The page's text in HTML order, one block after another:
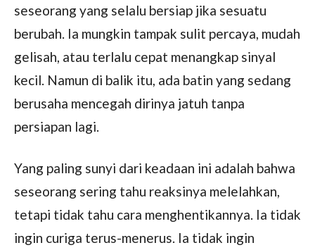
seseorang yang selalu bersiap jika sesuatu
berubah. Ia mungkin tampak sulit percaya, mudah
gelisah, atau terlalu cepat menangkap sinyal
kecil. Namun di balik itu, ada batin yang sedang
berusaha mencegah dirinya jatuh tanpa
persiapan lagi.
Yang paling sunyi dari keadaan ini adalah bahwa
seseorang sering tahu reaksinya melelahkan,
tetapi tidak tahu cara menghentikannya. Ia tidak
ingin curiga terus-menerus. Ia tidak ingin